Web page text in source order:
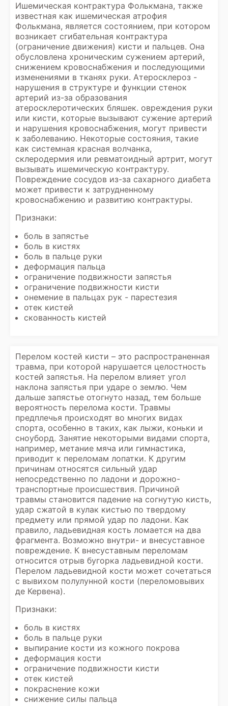
Ишемическая контрактура Фолькмана, также
известная как ишемическая атрофия
Фолькмана, является состоянием, при котором
возникает сгибательная контрактура
(ограничение движения) кисти и пальцев. Она
обусловлена хроническим сужением артерий,
снижением кровоснабжения и последующими
изменениями в тканях руки. Атеросклероз -
нарушения в структуре и функции стенок
артерий из-за образования
атеросклеротических бляшек. овреждения руки
или кисти, которые вызывают сужение артерий
и нарушения кровоснабжения, могут привести
к заболеванию. Некоторые состояния, такие
как системная красная волчанка,
склеродермия или ревматоидный артрит, могут
вызывать ишемическую контрактуру.
Повреждение сосудов из-за сахарного диабета
может привести к затрудненному
кровоснабжению и развитию контрактуры.
Признаки:
боль в запястье
боль в кистях
боль в пальце руки
деформация пальца
ограничение подвижности запястья
ограничение подвижности кисти
онемение в пальцах рук - парестезия
отек кистей
скованность кистей
Перелом костей кисти – это распространенная
травма, при которой нарушается целостность
костей запястья. На перелом влияет угол
наклона запястья при ударе о землю. Чем
дальше запястье отогнуто назад, тем больше
вероятность перелома кости. Травмы
предплечья происходят во многих видах
спорта, особенно в таких, как лыжи, коньки и
сноуборд. Занятие некоторыми видами спорта,
например, метание мяча или гимнастика,
приводит к переломам лопатки. К другим
причинам относятся сильный удар
непосредственно по ладони и дорожно-
транспортные происшествия. Причиной
травмы становится падение на согнутую кисть,
удар сжатой в кулак кистью по твердому
предмету или прямой удар по ладони. Как
правило, ладьевидная кость ломается на два
фрагмента. Возможно внутри- и внесуставное
повреждение. К внесуставным переломам
относится отрыв бугорка ладьевидной кости.
Перелом ладьевидной кости может сочетаться
с вывихом полулунной кости (переломовывих
де Кервена).
Признаки:
боль в кистях
боль в пальце руки
выпирание кости из кожного покрова
деформация кости
ограничение подвижности кисти
отек кистей
покраснение кожи
снижение силы пальца